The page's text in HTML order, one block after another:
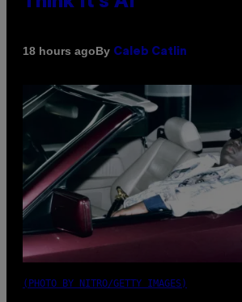
18 hours agoBy Caleb Catlin
(PHOTO BY NITRO/GETTY IMAGES)